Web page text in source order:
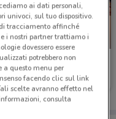
NUOVO
Burger King
il 31/08 706 m
ai dati personali,
univoci, sul tuo dispositivo.
tracciamento affinché
i nostri partner trattiamo i
dovessero essere
potrebbero non
a questo menu per
facendo clic sul link
scelte avranno effetto nel
consulta